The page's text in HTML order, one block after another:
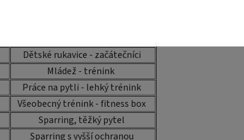
Dětské rukavice - začátečníci
Mládež - trénink
Práce na pytli - lehký trénink
Všeobecný trénink - fitness box
Sparring, těžký pytel
Sparring s vyšší ochranou